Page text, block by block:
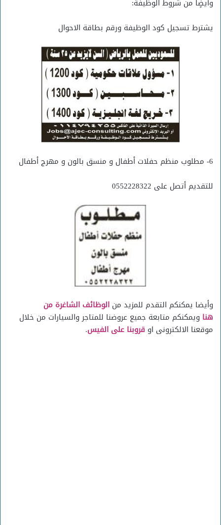
وأيضٍا من شروط الوظيفة:
يشترط تسجيل كود الوظيفة ورقم بطاقة الاحوال
6- مطلوب منظم حفلات أطفال و منسق بالون و مهرج أطفال
للتقديم أتصل على 0552228322
وأيضا يمكنكم التقدم للمزيد من الوظائف الشاغرة من
هنا ويمكنكم متابعة جميع عروضنا للمتاجر والسيارات من خلال
موقعنا الالكترونى او قروبنا على الفيس.